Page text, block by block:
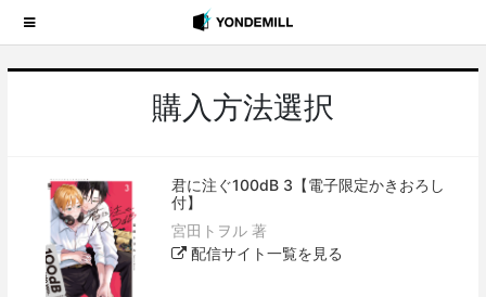
購入方法選択
君に注ぐ100dB 3【電子限定かきおろし
付】
宮田トヲル 著
配信サイト一覧を見る